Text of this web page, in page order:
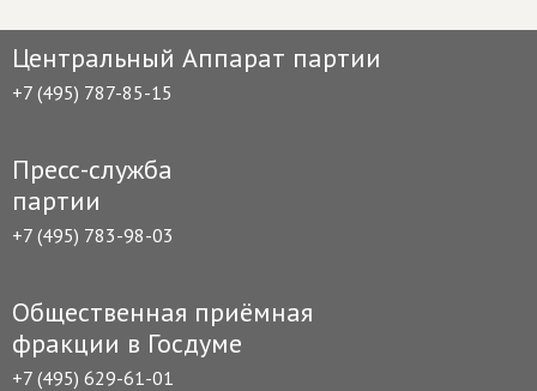
Центральный Аппарат партии
+7 (495) 787-85-15
Пресс-служба
партии
+7 (495) 783-98-03
Общественная приёмная
фракции в Госдуме
+7 (495) 629-61-01